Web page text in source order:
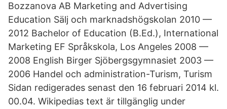
Bozzanova AB Marketing and Advertising
Education Sälj och marknadshögskolan 2010 —
2012 Bachelor of Education (B.Ed.), International
Marketing EF Språkskola, Los Angeles 2008 —
2008 English Birger Sjöbergsgymnasiet 2003 —
2006 Handel och administration-Turism, Turism
Sidan redigerades senast den 16 februari 2014 kl.
00.04. Wikipedias text är tillgänglig under